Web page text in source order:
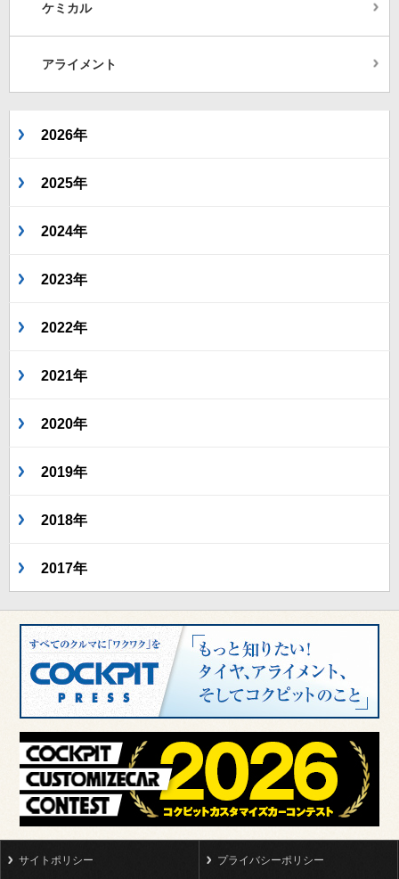
ケミカル
アライメント
2026年
2025年
2024年
2023年
2022年
2021年
2020年
2019年
2018年
2017年
サイトポリシー プライバシーポリシー